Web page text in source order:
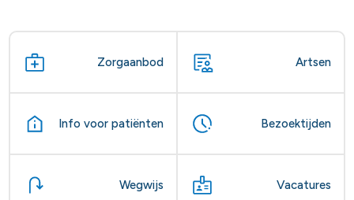
Zorgaanbod Artsen
Info voor patiënten Bezoektijden
Wegwijs Vacatures